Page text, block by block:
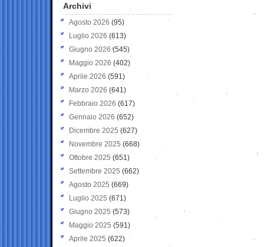
Archivi
Agosto 2026 (95)
Luglio 2026 (613)
Giugno 2026 (545)
Maggio 2026 (402)
Aprile 2026 (591)
Marzo 2026 (641)
Febbraio 2026 (617)
Gennaio 2026 (652)
Dicembre 2025 (627)
Novembre 2025 (668)
Ottobre 2025 (651)
Settembre 2025 (662)
Agosto 2025 (669)
Luglio 2025 (671)
Giugno 2025 (573)
Maggio 2025 (591)
Aprile 2025 (622)